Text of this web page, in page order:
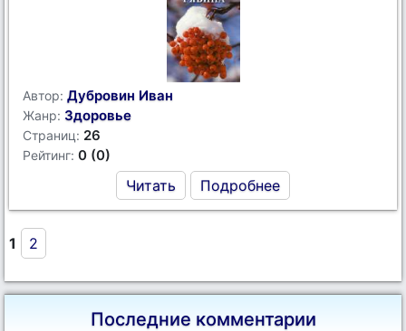
Автор: Дубровин Иван
Жанр: Здоровье
Страниц: 26
Рейтинг: 0 (0)
Читать Подробнее
1 2
Последние комментарии